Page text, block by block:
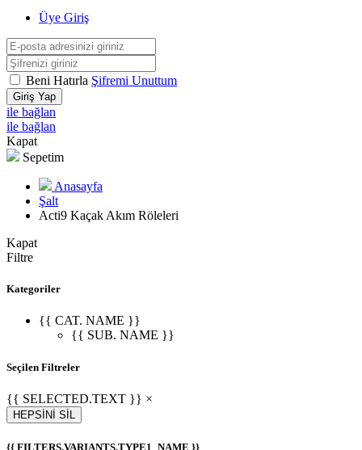
Üye Giriş
Beni Hatırla Şifremi Unuttum
Giriş Yap
ile bağlan
ile bağlan
Kapat
Sepetim
Anasayfa
Şalt
Acti9 Kaçak Akım Röleleri
Kapat
Filtre
Kategoriler
{{ CAT. NAME }}
{{ SUB. NAME }}
Seçilen Filtreler
{{ SELECTED.TEXT }} ×
HEPSİNİ SİL
{{ FILTERS.VARIANTS.TYPE1_NAME }}